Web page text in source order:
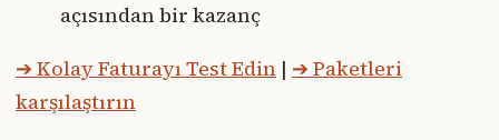
açısından bir kazanç
➔ Kolay Faturayı Test Edin | ➔ Paketleri
karşılaştırın